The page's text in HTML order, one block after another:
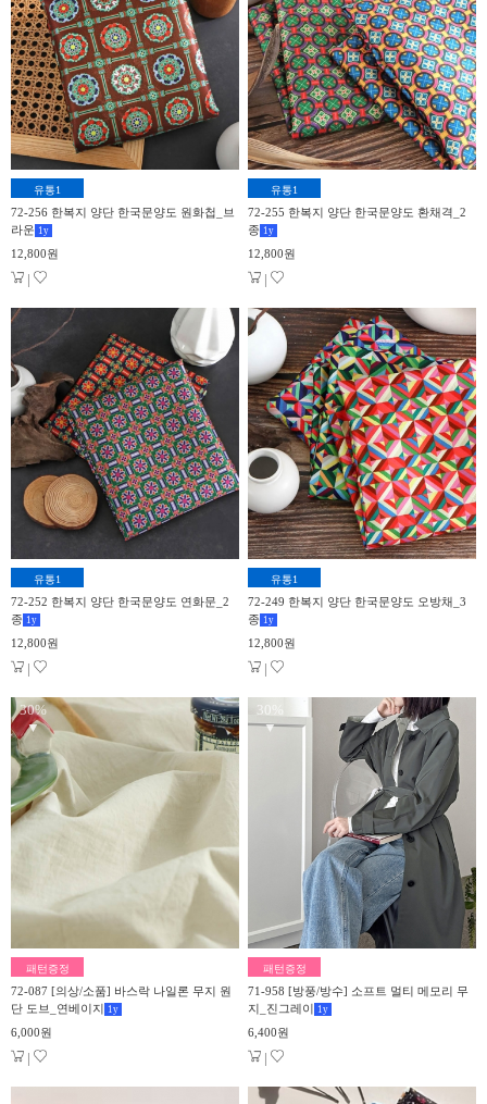
유통1
72-256 한복지 양단 한국문양도 원화첩_브
라운 1 y
12,800원
|
유통1
72-255 한복지 양단 한국문양도 환채격_2
종 1 y
12,800원
|
유통1
72-252 한복지 양단 한국문양도 연화문_2
종 1 y
12,800원
|
유통1
72-249 한복지 양단 한국문양도 오방채_3
종 1 y
12,800원
|
30%
▼
패턴증정
72-087 [의상/소품] 바스락 나일론 무지 원
단 도브_연베이지 1 y
6,000원
|
30%
▼
패턴증정
71-958 [방풍/방수] 소프트 멀티 메모리 무
지_진그레이 1 y
6,400원
|